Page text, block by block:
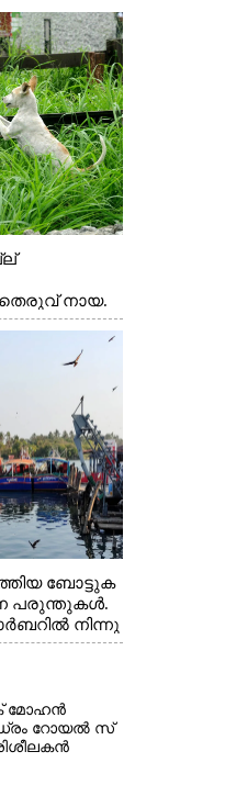
നായ.
നിന്നുള്ള
ബോട്ടുക
പരുന്തുകൾ.
നിന്നു
മോഹൻ
റോയൽ സ്